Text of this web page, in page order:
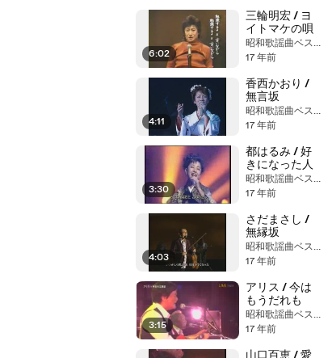
6:02
三輪明宏 / ヨ
イトマケの唄
昭和歌謡曲ベストヒット大全集
17 年前
4:11
香西かおり /
無言坂
昭和歌謡曲ベストヒット大全集
17 年前
3:30
都はるみ / 好
きになった人
昭和歌謡曲ベストヒット大全集
17 年前
4:03
さだまさし /
無縁坂
昭和歌謡曲ベストヒット大全集
17 年前
3:15
アリス / 今は
もうだれも
昭和歌謡曲ベストヒット大全集
17 年前